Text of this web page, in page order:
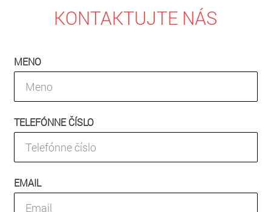
KONTAKTUJTE NÁS
MENO
TELEFÓNNE ČÍSLO
EMAIL